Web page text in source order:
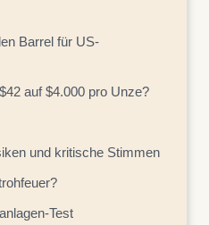
Barrel für US-
auf $4.000 pro Unze?
und kritische Stimmen
Test